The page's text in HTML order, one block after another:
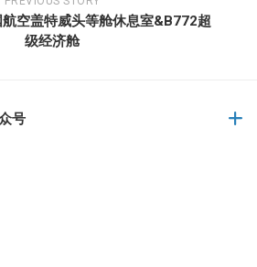
航空盖特威头等舱休息室&B772超
级经济舱
号